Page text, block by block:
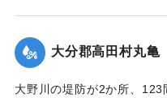
｜固有コード: 002680205
大分郡高田村丸亀
大野川の堤防が2か所、